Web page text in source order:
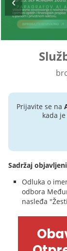
Prijavite se na
kada
Sadržaj
Odluka o
odbora
nasleđa